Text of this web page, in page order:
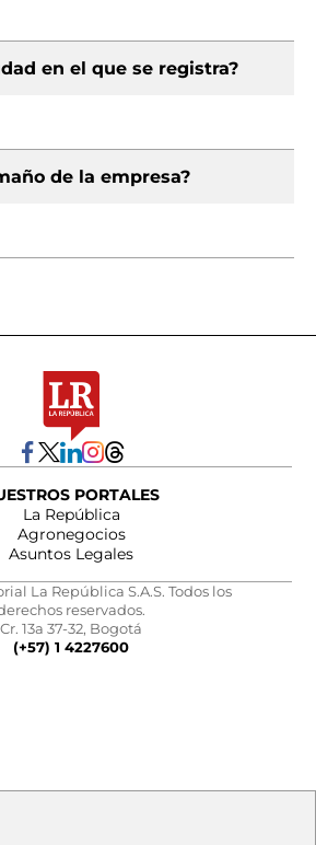
en el que se registra?
de la empresa?
PORTALES
La República
Agronegocios
Asuntos Legales
La República S.A.S. Todos los
reservados.
Cr. 13a 37-32, Bogotá
(+57) 1 4227600